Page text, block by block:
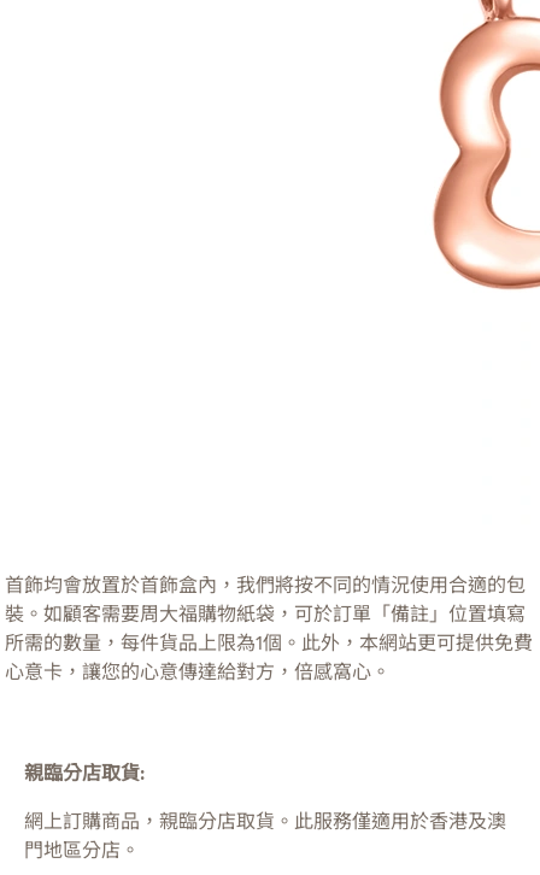
首飾均會放置於首飾盒內，我們將按不同的情況使用合適的包
裝。如顧客需要周大福購物紙袋，可於訂單「備註」位置填寫
所需的數量，每件貨品上限為1個。此外，本網站更可提供免費
心意卡，讓您的心意傳達給對方，倍感窩心。
親臨分店取貨:
網上訂購商品，親臨分店取貨。此服務僅適用於香港及澳
門地區分店。